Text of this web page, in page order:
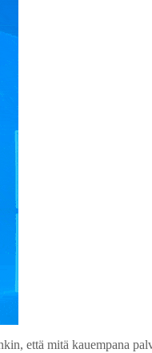
että mitä kauempana